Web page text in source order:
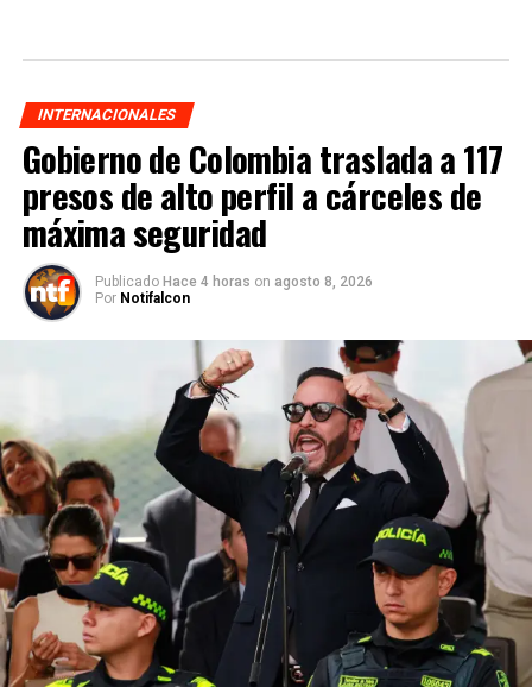
INTERNACIONALES
Gobierno de Colombia traslada a 117
presos de alto perfil a cárceles de
máxima seguridad
Publicado Hace 4 horas on agosto 8, 2026
Por Notifalcon